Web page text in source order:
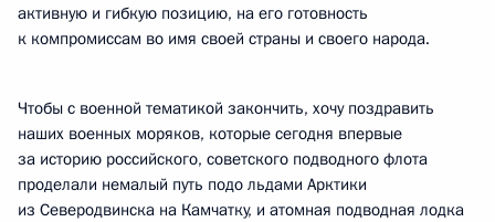
активную и гибкую позицию, на его готовность
к компромиссам во имя своей страны и своего народа.
Чтобы с военной тематикой закончить, хочу поздравить
наших военных моряков, которые сегодня впервые
за историю российского, советского подводного флота
проделали немалый путь подо льдами Арктики
из Северодвинска на Камчатку, и атомная подводная лодка